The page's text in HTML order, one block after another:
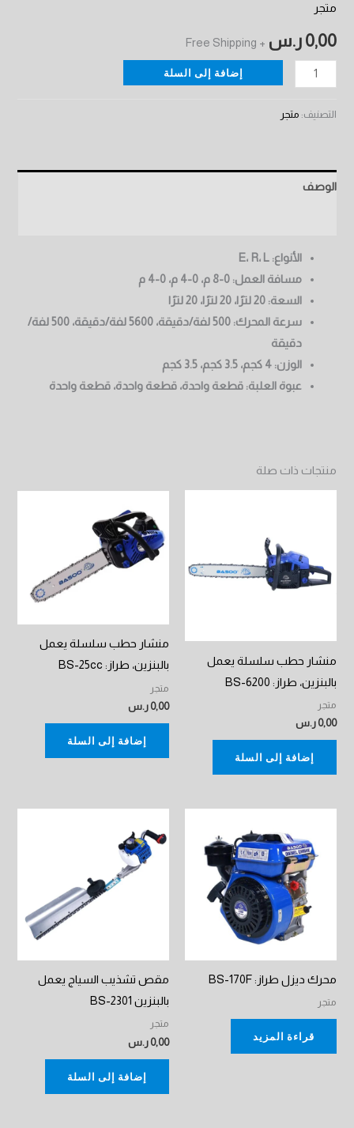
متجر
0,00 ر.س + Free Shipping
إضافة إلى السلة
التصنيف: متجر
الوصف
الأنواع: E، R، L
مسافة العمل: 0-8 م، 0-4 م، 0-4 م
السعة: 20 لترًا، 20 لترًا، 20 لترًا
سرعة المحرك: 500 لفة/دقيقة، 5600 لفة/دقيقة، 500 لفة/
دقيقة
الوزن: 4 كجم، 3.5 كجم، 3.5 كجم
عبوة العلبة: قطعة واحدة، قطعة واحدة، قطعة واحدة
منتجات ذات صلة
منشار حطب سلسلة يعمل
بالبنزين، طراز: BS-6200
متجر
0,00 ر.س
إضافة إلى السلة
منشار حطب سلسلة يعمل
بالبنزين، طراز: BS-25cc
متجر
0,00 ر.س
إضافة إلى السلة
محرك ديزل طراز: BS-170F
متجر
قراءة المزيد
مقص تشذيب السياج يعمل
بالبنزين BS-2301
متجر
0,00 ر.س
إضافة إلى السلة